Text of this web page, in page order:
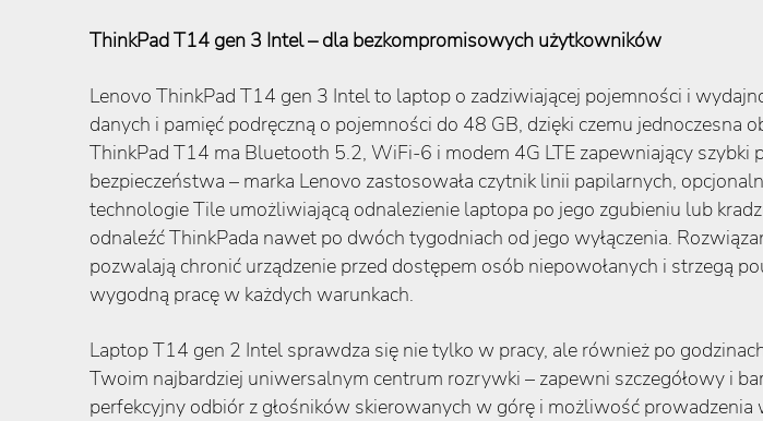
ThinkPad T14 gen 3 Intel – dla bezkompromisowych użytkowników
Lenovo ThinkPad T14 gen 3 Intel to laptop o zadziwiającej pojemności i
danych i pamięć podręczną o pojemności do 48 GB, dzięki czemu
ThinkPad T14 ma Bluetooth 5.2, WiFi-6 i modem 4G LTE zapewniający szybki
bezpieczeństwa – marka Lenovo zastosowała czytnik linii papilarnych,
technologie Tile umożliwiającą odnalezienie laptopa po jego zgubieniu lub
odnaleźć ThinkPada nawet po dwóch tygodniach od jego wyłączenia.
pozwalają chronić urządzenie przed dostępem osób niepowołanych i strzegą
wygodną pracę w każdych warunkach.
Laptop T14 gen 2 Intel sprawdza się nie tylko w pracy, ale również po
Twoim najbardziej uniwersalnym centrum rozrywki – zapewni szczegółowy i
perfekcyjny odbiór z głośników skierowanych w górę i możliwość